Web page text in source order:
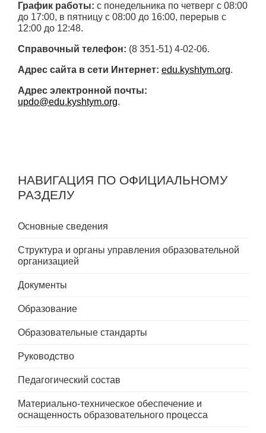
График работы: с понедельника по четверг с 08:00
до 17:00, в пятницу с 08:00 до 16:00, перерыв с
12:00 до 12:48.
Справочный телефон: (8 351-51) 4-02-06.
Адрес сайта в сети Интернет: edu.kyshtym.org.
Адрес электронной почты:
updo@edu.kyshtym.org.
НАВИГАЦИЯ ПО ОФИЦИАЛЬНОМУ
РАЗДЕЛУ
Основные сведения
Структура и органы управления образовательной
организацией
Документы
Образование
Образовательные стандарты
Руководство
Педагогический состав
Материально-техническое обеспечение и
оснащенность образовательного процесса